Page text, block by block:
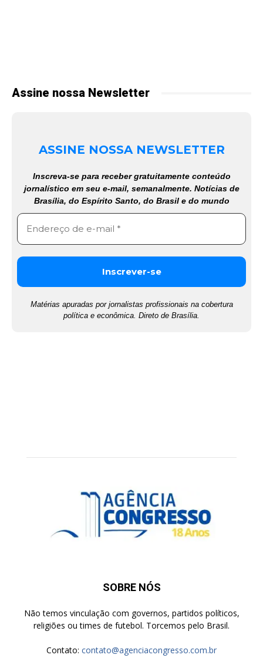
Assine nossa Newsletter
ASSINE NOSSA NEWSLETTER
Inscreva-se para receber gratuitamente conteúdo
jornalístico em seu e-mail, semanalmente. Notícias de
Brasília, do Espírito Santo, do Brasil e do mundo
Matérias apuradas por jornalistas profissionais na cobertura
política e econômica. Direto de Brasília.
SOBRE NÓS
Não temos vinculação com governos, partidos políticos,
religiões ou times de futebol. Torcemos pelo Brasil.
Contato: contato@agenciacongresso.com.br